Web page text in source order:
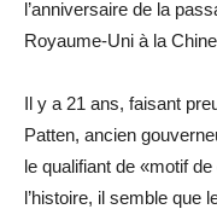
l’anniversaire de la
Royaume-Uni à la
Il y a 21 ans, faisant
Patten, ancien
le qualifiant de «motif
l’histoire, il semble que